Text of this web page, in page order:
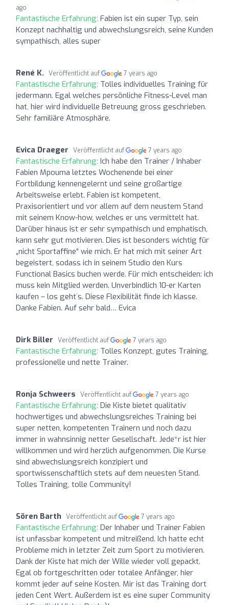
ago
Fantastische Erfahrung: Fabien ist ein super Typ, sein
Konzept nachhaltig und abwechslungsreich, seine Kunden
sympathisch, alles super
René K. Veröffentlicht auf 7 years ago
Fantastische Erfahrung: Tolles individuelles Training für
jedermann. Egal welches persönliche Fitness-Level man
hat, hier wird individuelle Betreuung gross geschrieben.
Sehr familiäre Atmosphäre.
Evica Draeger Veröffentlicht auf 7 years ago
Fantastische Erfahrung: Ich habe den Trainer / Inhaber
Fabien Mpouma letztes Wochenende bei einer
Fortbildung kennengelernt und seine großartige
Arbeitsweise erlebt. Fabien ist kompetent,
Praxisorientiert und vor allem auf dem neustem Stand
mit seinem Know-how, welches er uns vermittelt hat.
Darüber hinaus ist er sehr sympathisch und emphatisch,
kann sehr gut motivieren. Dies ist besonders wichtig für
„nicht Sportaffine“ wie mich. Er hat mich mit seiner Art
begeistert, sodass ich in seinem Studio den Kurs
Functional Basics buchen werde. Für mich entscheiden: ich
muss kein Mitglied werden. Unverbindlich 10-er Karten
kaufen – los geht`s. Diese Flexibilität finde ich klasse.
Danke Fabien. Auf sehr bald… Evica
Dirk Biller Veröffentlicht auf 7 years ago
Fantastische Erfahrung: Tolles Konzept, gutes Training,
professionelle und nette Trainer.
Ronja Schweers Veröffentlicht auf 7 years ago
Fantastische Erfahrung: Die Kiste bietet qualitativ
hochwertiges und abwechslungsreiches Training bei
super netten, kompetenten Trainern und noch dazu
immer in wahnsinnig netter Gesellschaft. Jede*r ist hier
willkommen und wird herzlich aufgenommen. Die Kurse
sind abwechslungsreich konzipiert und
sportwissenschaftlich stets auf dem neuesten Stand.
Tolles Training, tolle Community!
Sören Barth Veröffentlicht auf 7 years ago
Fantastische Erfahrung: Der Inhaber und Trainer Fabien
ist unfassbar kompetent und mitreißend. Ich hatte echt
Probleme mich in letzter Zeit zum Sport zu motivieren.
Dank der Kiste hat mich der Wille wieder voll gepackt.
Egal ob fortgeschritten oder totalee Anfänger, hier
kommt jeder auf seine Kosten. Mir ist das Training dort
jeden Cent Wert. Außerdem ist es eine super Community